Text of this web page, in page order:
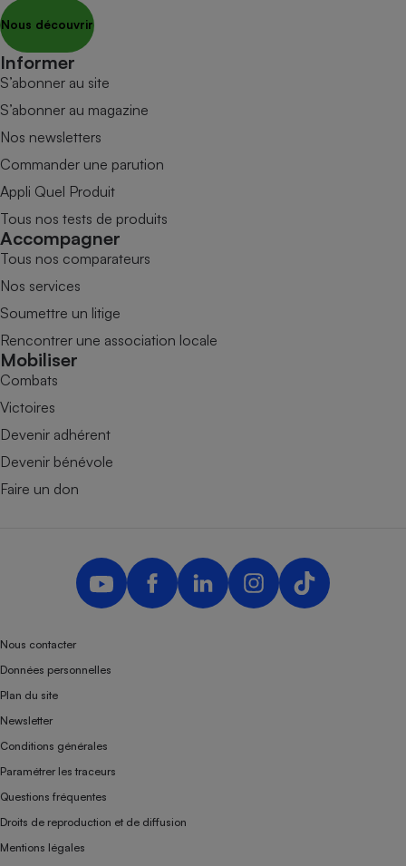
Nous découvrir
Informer
S’abonner au site
S’abonner au magazine
Nos newsletters
Commander une parution
Appli Quel Produit
Tous nos tests de produits
Accompagner
Tous nos comparateurs
Nos services
Soumettre un litige
Rencontrer une association locale
Mobiliser
Combats
Victoires
Devenir adhérent
Devenir bénévole
Faire un don
Nous contacter
Données personnelles
Plan du site
Newsletter
Conditions générales
Paramétrer les traceurs
Questions fréquentes
Droits de reproduction et de diffusion
Mentions légales